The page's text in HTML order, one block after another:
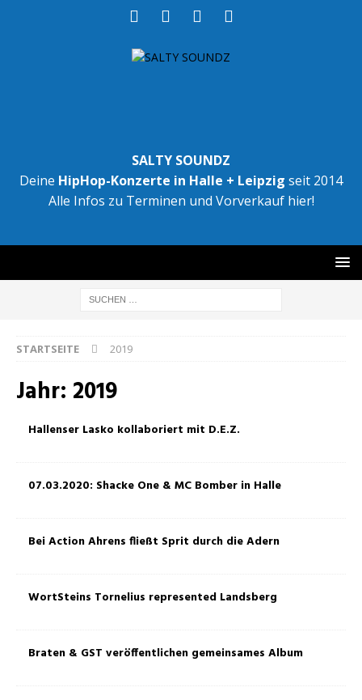
SALTY SOUNDZ
Deine HipHop-Konzerte in Halle + Leipzig seit 2014
Alle Infos zu Terminen und Vorverkauf hier!
STARTSEITE 2019
Jahr: 2019
Hallenser Lasko kollaboriert mit D.E.Z.
07.03.2020: Shacke One & MC Bomber in Halle
Bei Action Ahrens fließt Sprit durch die Adern
WortSteins Tornelius represented Landsberg
Braten & GST veröffentlichen gemeinsames Album